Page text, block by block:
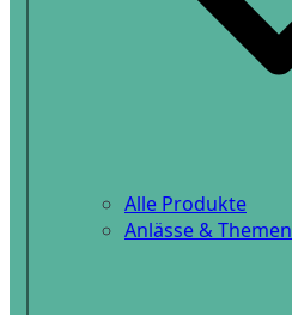
Alle Produkte
Anlässe & Themen